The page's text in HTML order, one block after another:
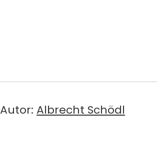
Autor: Albrecht Schödl